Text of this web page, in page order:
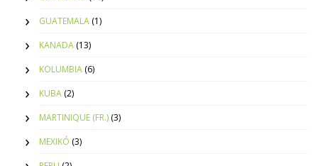
GUATEMALA (1)
KANADA (13)
KOLUMBIA (6)
KUBA (2)
MARTINIQUE (FR.) (3)
MEXIKÓ (3)